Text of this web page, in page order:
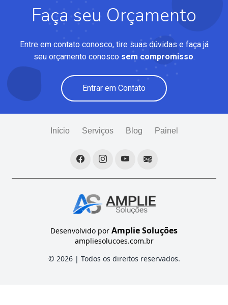
Faça seu Orçamento
Entre em contato conosco, tire suas dúvidas e faça já
seu orçamento conosco sem compromisso.
Entrar em Contato
Início Serviços Blog Painel
Desenvolvido por Amplie Soluções
ampliesolucoes.com.br
© 2026 | Todos os direitos reservados.